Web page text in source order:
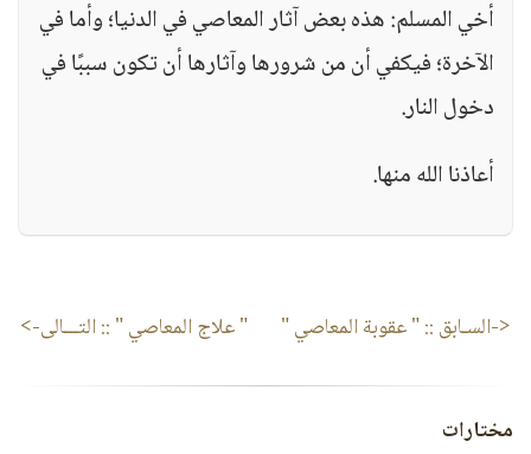
أخي المسلم: هذه بعض آثار المعاصي في الدنيا؛ وأما في
الآخرة؛ فيكفي أن من شرورها وآثارها أن تكون سببًا في
دخول النار.
أعاذنا الله منها.
<-السـابق ::" عقوبة المعاصي " " علاج المعاصي " :: التـــالى->
مختارات